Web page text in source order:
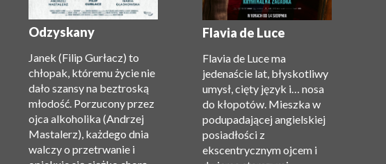
Odzyskany
Janek (Filip Gurłacz) to
chłopak, któremu życie nie
dało szansy na beztroską
młodość. Porzucony przez
ojca alkoholika (Andrzej
Mastalerz), każdego dnia
walczy o przetrwanie i
Flavia de Luce
Flavia de Luce ma
jedenaście lat, błyskotliwy
umysł, cięty język i… nosa
do kłopotów. Mieszka w
podupadającej angielskiej
posiadłości z
ekscentrycznym ojcem i